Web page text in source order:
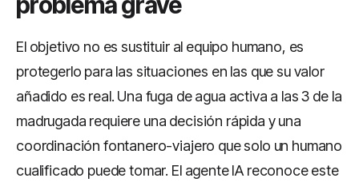
El objetivo no es sustituir al equipo humano, es
protegerlo para las situaciones en las que su valor
añadido es real. Una fuga de agua activa a las 3 de la
madrugada requiere una decisión rápida y una
coordinación fontanero-viajero que solo un humano
cualificado puede tomar. El agente IA reconoce este